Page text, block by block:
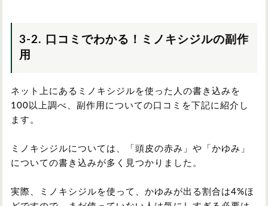
3-2. 口コミでわかる！ミノキシジルの副作
用
ネット上にあるミノキシジルを使った人の書き込みを
100以上調べ、副作用についての口コミを下記に紹介し
ます。
ミノキシジルについては、「頭皮の赤み」や「かゆみ」
についての書き込みが多く見つかりました。
実際、ミノキシジルを使って、かゆみが出る割合は4%ほ